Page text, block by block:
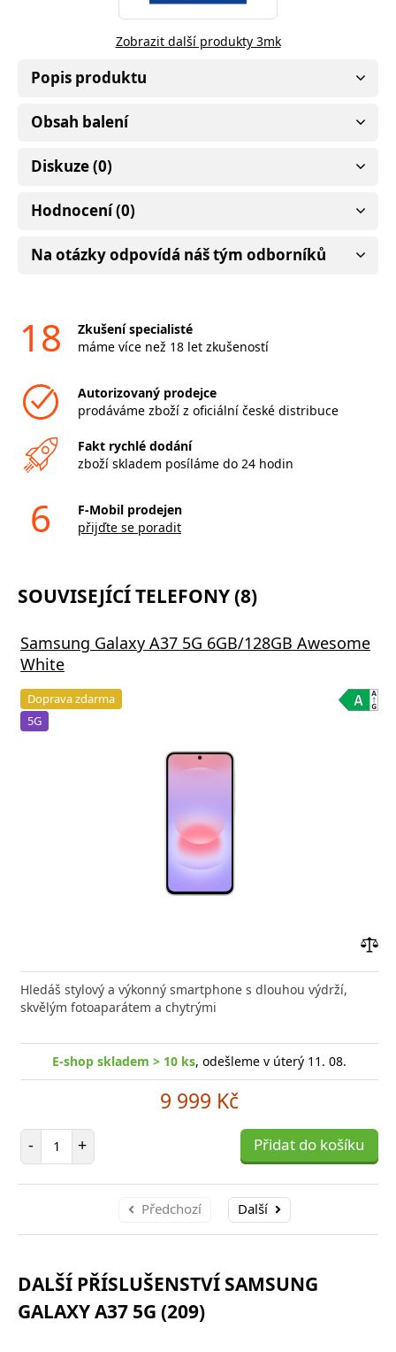
Zobrazit další produkty 3mk
Popis produktu
Obsah balení
Diskuze (0)
Hodnocení (0)
Na otázky odpovídá náš tým odborníků
18
Zkušení specialisté
máme více než 18 let zkušeností
Autorizovaný prodejce
prodáváme zboží z oficiální české distribuce
Fakt rychlé dodání
zboží skladem posíláme do 24 hodin
6
F-Mobil prodejen
přijďte se poradit
SOUVISEJÍCÍ TELEFONY (8)
Samsung Galaxy A37 5G 6GB/128GB Awesome
White
Doprava zdarma
5G
Hledáš stylový a výkonný smartphone s dlouhou výdrží,
skvělým fotoaparátem a chytrými
E-shop skladem > 10 ks, odešleme v úterý 11. 08.
9 999 Kč
- Počet položek
+ Přidat do košíku
Předchozí Další
DALŠÍ PŘÍSLUŠENSTVÍ SAMSUNG
GALAXY A37 5G (209)